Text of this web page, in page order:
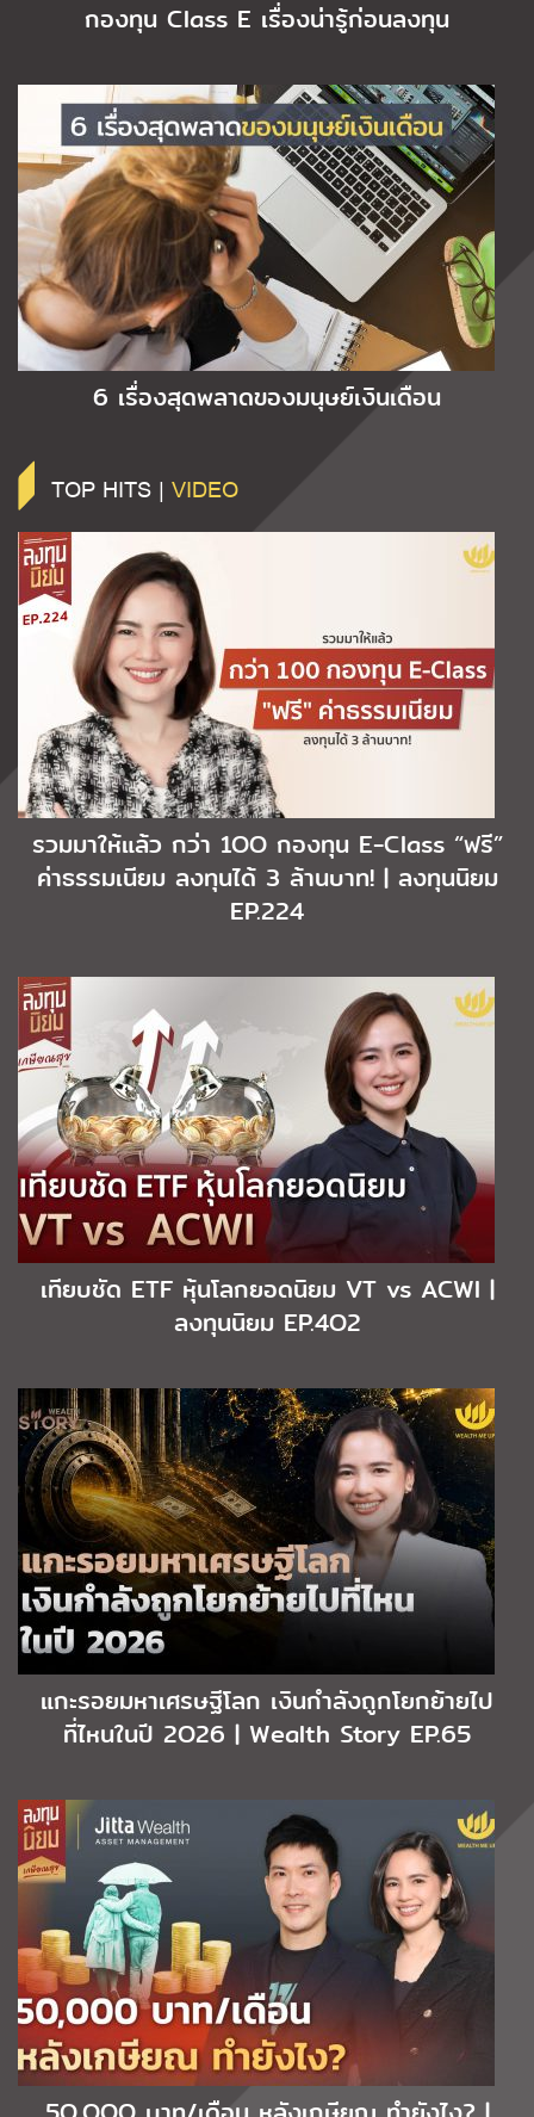
กองทุน Class E เรื่องน่ารู้ก่อนลงทุน
6 เรื่องสุดพลาดของมนุษย์เงินเดือน
TOP HITS | VIDEO
รวมมาให้แล้ว กว่า 1OO กองทุน E-Class “ฟรี”
ค่าธรรมเนียม ลงทุนได้ 3 ล้านบาท! | ลงทุนนิยม
EP.224
เทียบชัด ETF หุ้นโลกยอดนิยม VT vs ACWI |
ลงทุนนิยม EP.4O2
แกะรอยมหาเศรษฐีโลก เงินกำลังถูกโยกย้ายไป
ที่ไหนในปี 2O26 | Wealth Story EP.65